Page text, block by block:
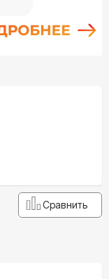
Сравнить